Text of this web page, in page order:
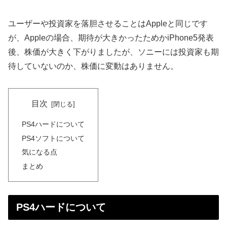
ユーザーや投資家を落胆させることはAppleと同じです
が、Appleの場合、期待が大きかったためかiPhone5発表
後、株価が大きく下がりましたが、ソニーには投資家も期
待していないのか、株価に変動はありません。
目次
PS4ハードについて
PS4ソフトについて
気になる点
まとめ
PS4ハードについて